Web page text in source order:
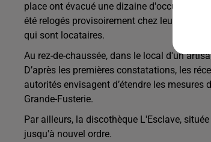
place ont évacué une dizaine d'occupants,
été relogés provisoirement chez leurs
qui sont locataires.
Au rez-de-chaussée, dans le local d'un
D’après les premières constatations, les
autorités envisagent d’étendre les
Grande-Fusterie.
Par ailleurs, la discothèque L'Esclave,
jusqu'à nouvel ordre.